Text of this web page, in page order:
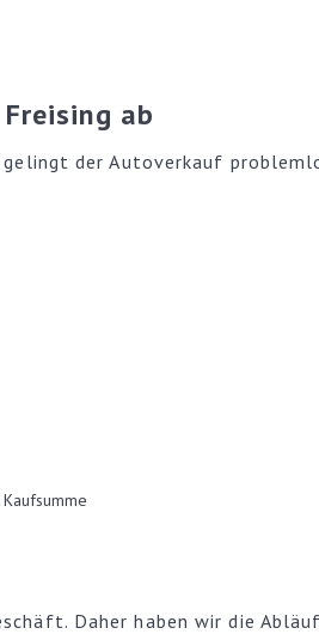
ab
gelingt der Autoverkauf
Daher haben wir die